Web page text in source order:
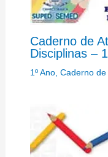
Caderno de
Disciplinas –
1º Ano, Caderno de